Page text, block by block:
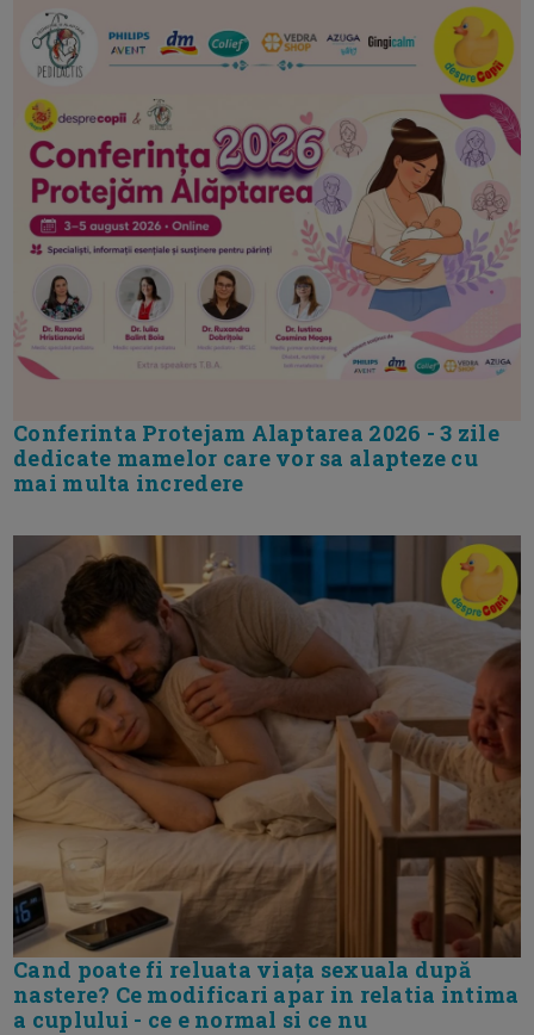
Conferinta Protejam Alaptarea 2026 - 3 zile
dedicate mamelor care vor sa alapteze cu
mai multa incredere
Cand poate fi reluata viața sexuala după
nastere? Ce modificari apar in relatia intima
a cuplului - ce e normal si ce nu